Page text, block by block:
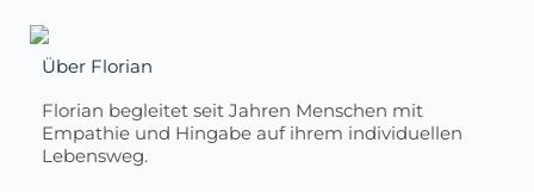
Über Florian
Florian begleitet seit Jahren Menschen mit
Empathie und Hingabe auf ihrem individuellen
Lebensweg.